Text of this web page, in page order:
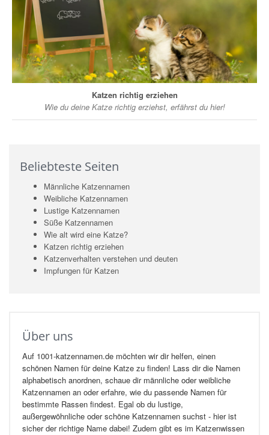
Katzen richtig erziehen
Wie du deine Katze richtig erziehst, erfährst du hier!
Beliebteste Seiten
Männliche Katzennamen
Weibliche Katzennamen
Lustige Katzennamen
Süße Katzennamen
Wie alt wird eine Katze?
Katzen richtig erziehen
Katzenverhalten verstehen und deuten
Impfungen für Katzen
Über uns
Auf 1001-katzennamen.de möchten wir dir helfen, einen
schönen Namen für deine Katze zu finden! Lass dir die Namen
alphabetisch anordnen, schaue dir männliche oder weibliche
Katzennamen an oder erfahre, wie du passende Namen für
bestimmte Rassen findest. Egal ob du lustige,
außergewöhnliche oder schöne Katzennamen suchst - hier ist
sicher der richtige Name dabei! Zudem gibt es im Katzenwissen